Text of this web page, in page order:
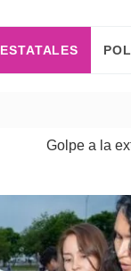
ESTATALES
Golpe a la